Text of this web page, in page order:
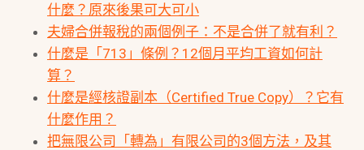
什麼？原來後果可大可小
夫婦合併報稅的兩個例子：不是合併了就有利？
什麼是「713」條例？12個月平均工資如何計
算？
什麼是經核證副本（Certified True Copy）？它有
什麼作用？
把無限公司「轉為」有限公司的3個方法，及其